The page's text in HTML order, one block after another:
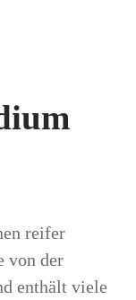
reifer
von der
enthält viele